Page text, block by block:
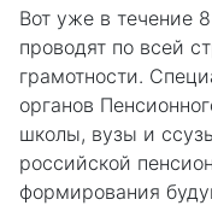
Вот уже в течение
проводят по всей
грамотности.
органов
школы, вузы и
российской
формирования